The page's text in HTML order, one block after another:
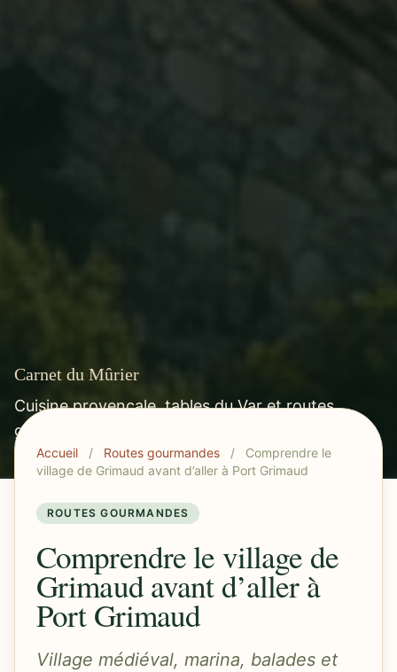
Carnet du Mûrier
Cuisine provençale, tables du Var et routes
gourmandes méditerranéennes.
Accueil / Routes gourmandes /
Comprendre le
village de Grimaud avant d’aller à Port Grimaud
ROUTES GOURMANDES
Comprendre le village de
Grimaud avant d’aller à
Port Grimaud
Village médiéval, marina, balades et